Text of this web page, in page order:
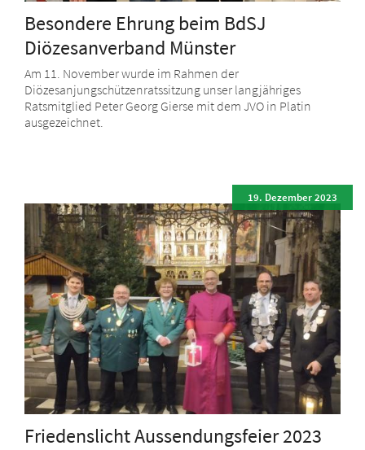
Besondere Ehrung beim BdSJ
Diözesanverband Münster
Am 11. November wurde im Rahmen der
Diözesanjungschützenratssitzung unser langjähriges
Ratsmitglied Peter Georg Gierse mit dem JVO in Platin
ausgezeichnet.
Friedenslicht Aussendungsfeier 2023
19. Dezember 2023